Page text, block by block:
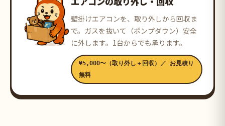
壁掛けエアコンを、取り外しから回収ま
で。ガスを抜いて（ポンプダウン）安全
に外します。1台からでも承ります。
¥5,000〜（取り外し＋回収）／ お見積り
無料